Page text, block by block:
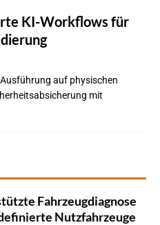
KI-Workflows für
auf physischen
mit
Fahrzeugdiagnose
Nutzfahrzeuge